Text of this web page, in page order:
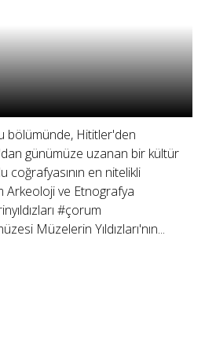
bölümünde, Hititler'den
günümüze uzanan bir kültür
coğrafyasının en nitelikli
Arkeoloji ve Etnografya
#çorum
Müzelerin Yıldızları'nın...